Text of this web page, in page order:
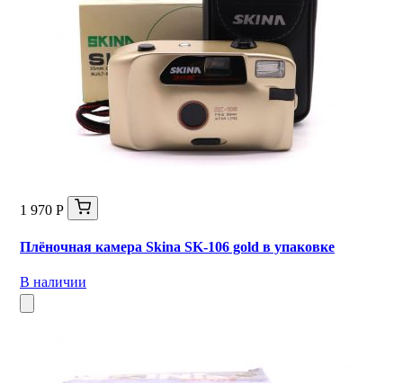
1 970 Р
Плёночная камера Skina SK-106 gold в упаковке
В наличии